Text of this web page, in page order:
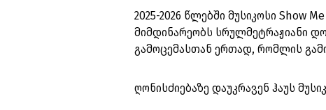
2025-2026 წლებში მუსიკოსი Show
მიმდინარეობს სრულმეტრაჟიანი
გამოცემასთან ერთად, რომლის
ღონისძიებაზე დაუკრავენ ჰაუს